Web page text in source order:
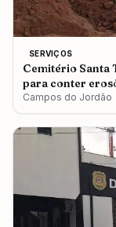
SERVIÇOS
Cemitério Santa
para conter
Campos do Jordão